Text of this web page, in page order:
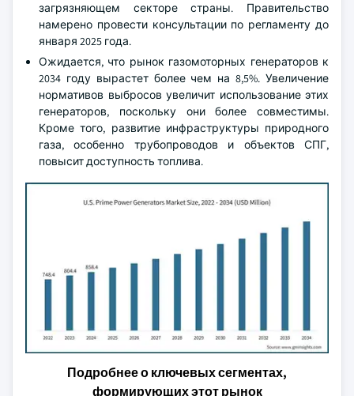
загрязняющем секторе страны. Правительство
намерено провести консультации по регламенту до
января 2025 года.
Ожидается, что рынок газомоторных генераторов к
2034 году вырастет более чем на 8,5%. Увеличение
нормативов выбросов увеличит использование этих
генераторов, поскольку они более совместимы.
Кроме того, развитие инфраструктуры природного
газа, особенно трубопроводов и объектов СПГ,
повысит доступность топлива.
Подробнее о ключевых сегментах,
формирующих этот рынок